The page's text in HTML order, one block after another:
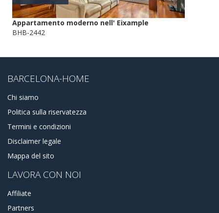
Appartamento moderno nell' Eixample
BHB-2442
BARCELONA-HOME
Chi siamo
Politica sulla riservatezza
Termini e condizioni
Disclaimer legale
Mappa del sito
LAVORA CON NOI
Affiliate
Partners